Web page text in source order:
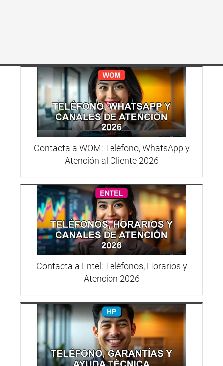
Contacta a WOM: Teléfono, WhatsApp y
Atención al Cliente 2026
Contacta a Entel: Teléfonos, Horarios y
Atención 2026